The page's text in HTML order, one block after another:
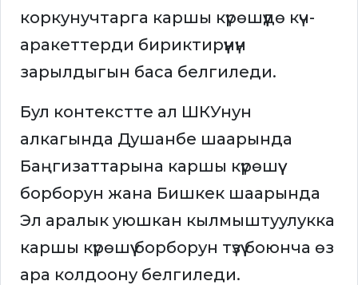
коркунучтарга каршы күрөшүүдө күч-
аракеттерди бириктирүүнүн
зарылдыгын баса белгиледи.
Бул контекстте ал ШКУнун
алкагында Душанбе шаарында
Баңгизаттарына каршы күрөшүү
борборун жана Бишкек шаарында
Эл аралык уюшкан кылмыштуулукка
каршы күрөшүү борборун түзүү боюнча өз
ара колдоону белгиледи.